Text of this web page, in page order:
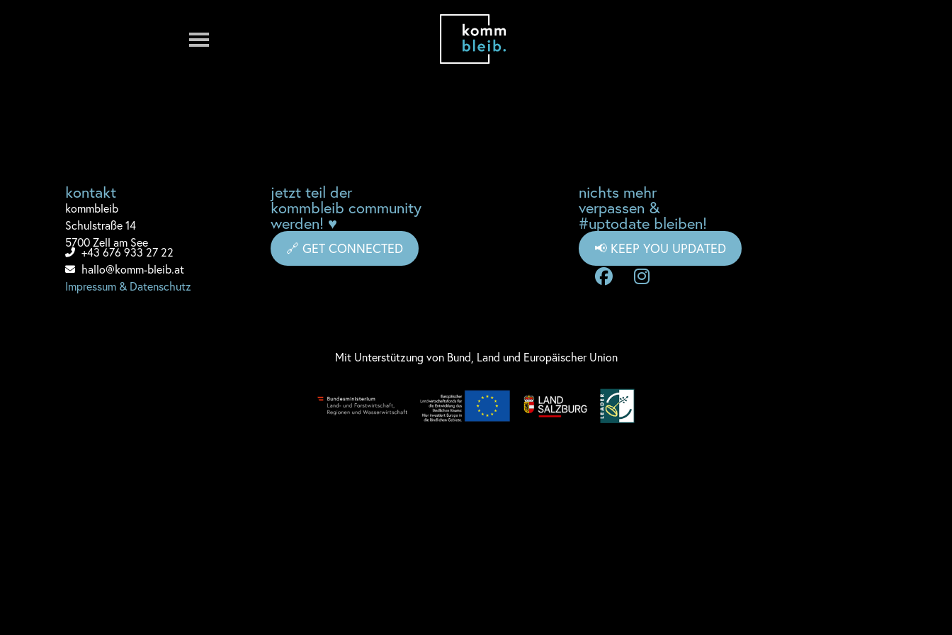
Menu
kontakt
kommbleib
Schulstraße 14
5700 Zell am See
+43 676 933 27 22
hallo@komm-bleib.at
Impressum & Datenschutz
jetzt teil der
kommbleib community
werden! ♥
🔗 GET CONNECTED
nichts mehr
verpassen &
#uptodate bleiben!
📢 KEEP YOU UPDATED
Mit Unterstützung von Bund, Land und Europäischer Union